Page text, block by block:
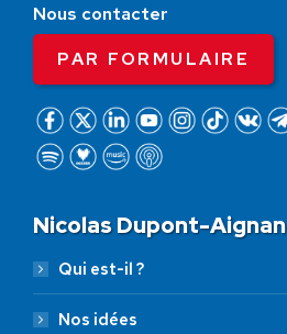
Nous contacter
PAR FORMULAIRE
Nicolas Dupont-Aignan
Qui est-il ?
Nos idées